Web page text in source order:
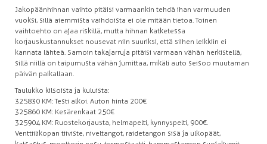
Jakopäänhihnan vaihto pitäisi varmaankin tehdä ihan varmuuden
vuoksi, sillä aiemmista vaihdoista ei ole mitään tietoa. Toinen
vaihtoehto on ajaa riskillä, mutta hihnan katketessa
korjauskustannukset nousevat niin suuriksi, että siihen leikkiin ei
kannata lähteä. Samoin takajarruja pitäisi varmaan vähän herkistellä,
sillä niillä on taipumusta vähän jumittaa, mikäli auto seisoo muutaman
päivän paikallaan.
Taulukko kilsoista ja kuluista:
325 830 KM: Testi alkoi. Auton hinta 200€
325 860 KM: Kesärenkaat 250€
325 904 KM: Ruostekorjausta, helmapelti, kynnyspelti, 900€.
Venttiilikopan tiiviste, niveltangot, raidetangon sisä ja ulkopäät,